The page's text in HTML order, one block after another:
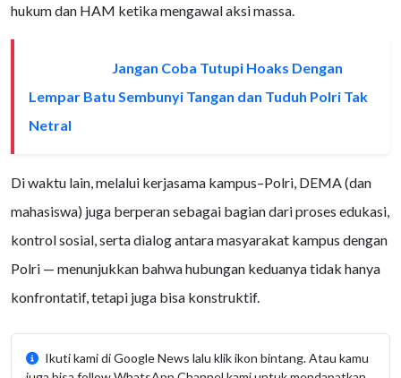
hukum dan HAM ketika mengawal aksi massa.
Jangan Coba Tutupi Hoaks Dengan
Lempar Batu Sembunyi Tangan dan Tuduh Polri Tak
Netral
Di waktu lain, melalui kerjasama kampus–Polri, DEMA (dan
mahasiswa) juga berperan sebagai bagian dari proses edukasi,
kontrol sosial, serta dialog antara masyarakat kampus dengan
Polri — menunjukkan bahwa hubungan keduanya tidak hanya
konfrontatif, tetapi juga bisa konstruktif.
Ikuti kami di Google News lalu klik ikon bintang. Atau kamu